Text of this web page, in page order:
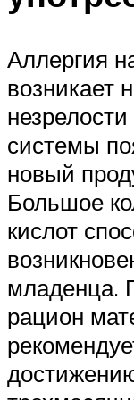
Аллергия
возникает
системы
новый
Большое
кислот
младенца.
рацион